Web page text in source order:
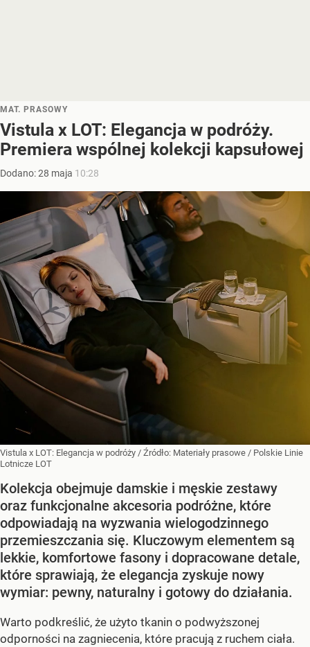
MAT. PRASOWY
Vistula x LOT: Elegancja w podróży.
Premiera wspólnej kolekcji kapsułowej
Dodano:28 maja 10:28
Vistula x LOT: Elegancja w podróży / Źródło: Materiały prasowe / Polskie Linie
Lotnicze LOT
Kolekcja obejmuje damskie i męskie zestawy
oraz funkcjonalne akcesoria podróżne, które
odpowiadają na wyzwania wielogodzinnego
przemieszczania się. Kluczowym elementem są
lekkie, komfortowe fasony i dopracowane detale,
które sprawiają, że elegancja zyskuje nowy
wymiar: pewny, naturalny i gotowy do działania.
Warto podkreślić, że użyto tkanin o podwyższonej
odporności na zagniecenia, które pracują z ruchem ciała.